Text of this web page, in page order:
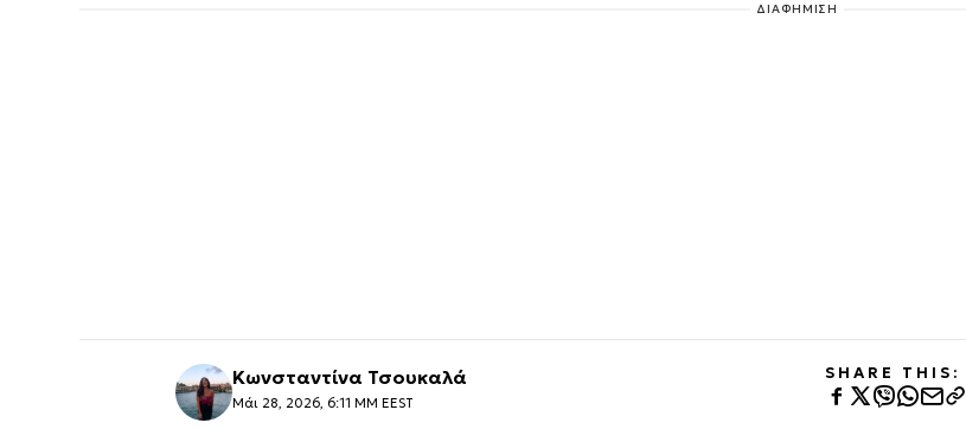
ΔΙΑΦΗΜΙΣΗ
Κωνσταντίνα Τσουκαλά
Μάι 28, 2026, 6:11 ΜΜ EEST
SHARE THIS: